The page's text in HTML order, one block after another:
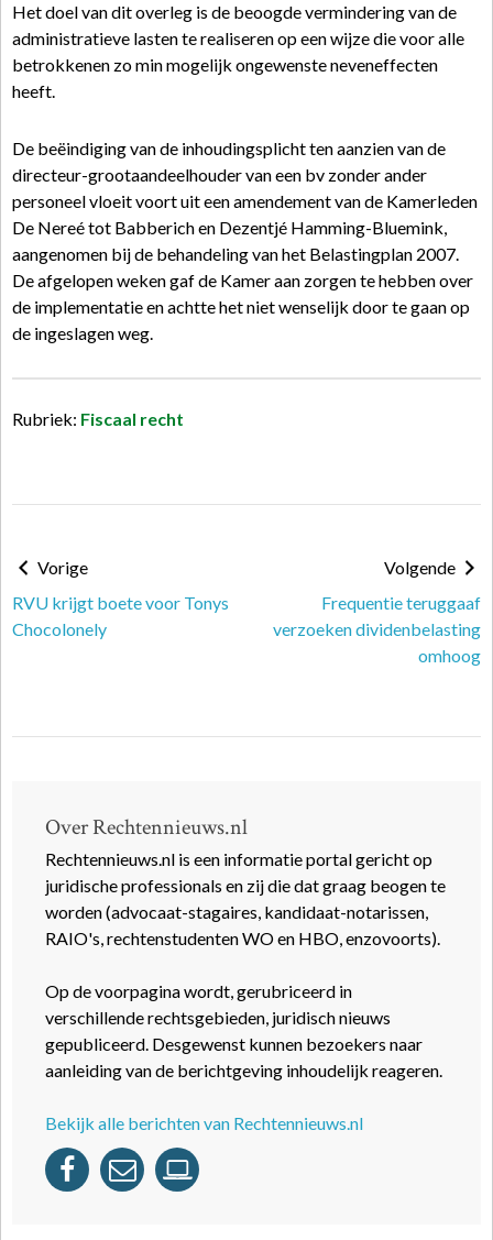
Het doel van dit overleg is de beoogde vermindering van de
administratieve lasten te realiseren op een wijze die voor alle
betrokkenen zo min mogelijk ongewenste neveneffecten
heeft.
De beëindiging van de inhoudingsplicht ten aanzien van de
directeur-grootaandeelhouder van een bv zonder ander
personeel vloeit voort uit een amendement van de Kamerleden
De Nereé tot Babberich en Dezentjé Hamming-Bluemink,
aangenomen bij de behandeling van het Belastingplan 2007.
De afgelopen weken gaf de Kamer aan zorgen te hebben over
de implementatie en achtte het niet wenselijk door te gaan op
de ingeslagen weg.
Rubriek: Fiscaal recht
Vorige
RVU krijgt boete voor Tonys
Chocolonely
Volgende
Frequentie teruggaaf
verzoeken dividenbelasting
omhoog
Over Rechtennieuws.nl
Rechtennieuws.nl is een informatie portal gericht op
juridische professionals en zij die dat graag beogen te
worden (advocaat-stagaires, kandidaat-notarissen,
RAIO's, rechtenstudenten WO en HBO, enzovoorts).
Op de voorpagina wordt, gerubriceerd in
verschillende rechtsgebieden, juridisch nieuws
gepubliceerd. Desgewenst kunnen bezoekers naar
aanleiding van de berichtgeving inhoudelijk reageren.
Bekijk alle berichten van Rechtennieuws.nl